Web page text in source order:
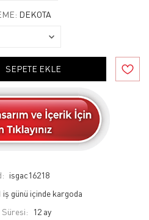
DEKOTA
SEPETE EKLE
isgac16218
iş günü içinde kargoda
Süresi:
12 ay